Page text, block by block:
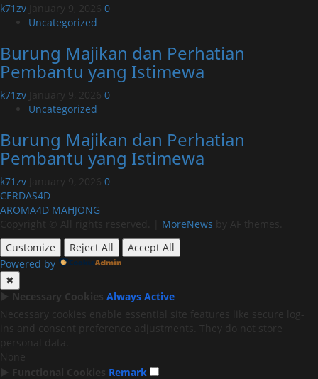
k71zv January 9, 2026 0
Uncategorized
Burung Majikan dan Perhatian
Pembantu yang Istimewa
k71zv January 9, 2026 0
Uncategorized
Burung Majikan dan Perhatian
Pembantu yang Istimewa
k71zv January 9, 2026 0
CERDAS4D
AROMA4D MAHJONG
Copyright © All rights reserved.
MoreNews by AF themes.
Customize
Reject All
Accept All
Powered by
✖
► Necessary Cookies Always Active
Necessary cookies enable essential site features like secure log-
ins and consent preference adjustments. They do not store
personal data.
None
► Functional Cookies Remark